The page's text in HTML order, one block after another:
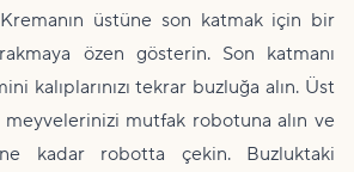
üstüne son katmak için bir
özen gösterin. Son katmanı
kalıplarınızı tekrar buzluğa alın. Üst
mutfak robotuna alın ve
kadar robotta çekin. Buzluktaki